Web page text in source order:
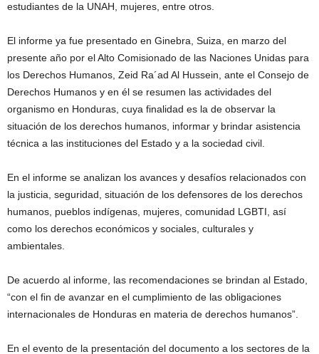
estudiantes de la UNAH, mujeres, entre otros.
El informe ya fue presentado en Ginebra, Suiza, en marzo del
presente año por el Alto Comisionado de las Naciones Unidas para
los Derechos Humanos, Zeid Ra´ad Al Hussein, ante el Consejo de
Derechos Humanos y en él se resumen las actividades del
organismo en Honduras, cuya finalidad es la de observar la
situación de los derechos humanos, informar y brindar asistencia
técnica a las instituciones del Estado y a la sociedad civil.
En el informe se analizan los avances y desafíos relacionados con
la justicia, seguridad, situación de los defensores de los derechos
humanos, pueblos indígenas, mujeres, comunidad LGBTI, así
como los derechos económicos y sociales, culturales y
ambientales.
De acuerdo al informe, las recomendaciones se brindan al Estado,
“con el fin de avanzar en el cumplimiento de las obligaciones
internacionales de Honduras en materia de derechos humanos”.
En el evento de la presentación del documento a los sectores de la